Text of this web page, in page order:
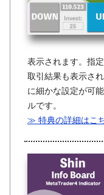
表示されます。指
取引結果も表示さ
に細かな設定が可
ルです。
≫ 特典の詳細はこ